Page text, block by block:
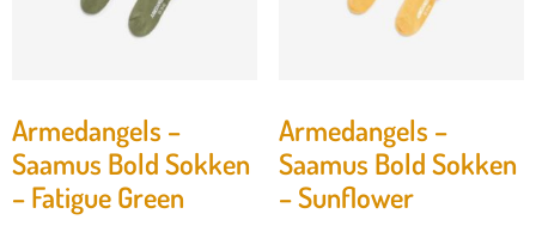
Armedangels –
Saamus Bold Sokken
– Fatigue Green
Armedangels –
Saamus Bold Sokken
– Sunflower